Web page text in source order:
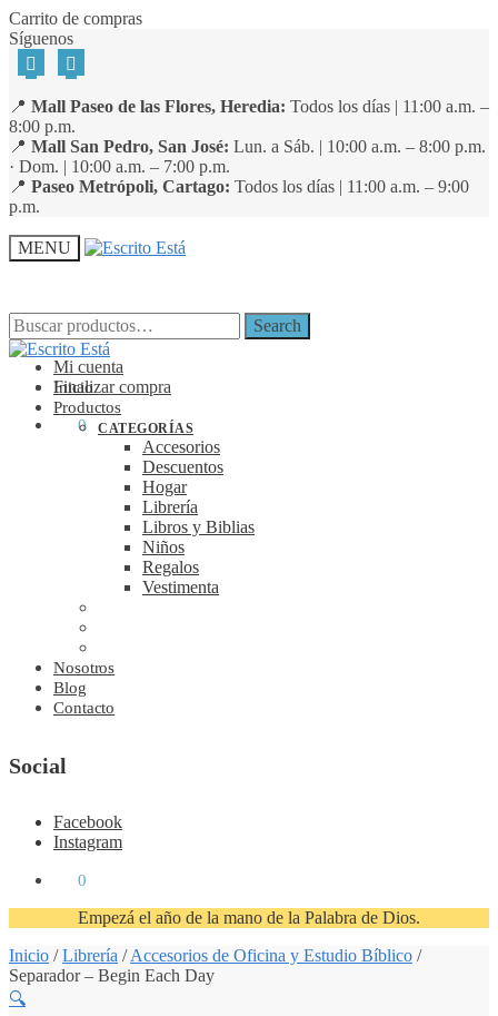
Skip
to
navigation
Skip
to
content
Carrito de compras
Síguenos
📍 Mall Paseo de las Flores, Heredia: Todos los días | 11:00 a.m. –
8:00 p.m.
📍 Mall San Pedro, San José: Lun. a Sáb. | 10:00 a.m. – 8:00 p.m.
· Dom. | 10:00 a.m. – 7:00 p.m.
📍 Paseo Metrópoli, Cartago: Todos los días | 11:00 a.m. – 9:00
p.m.
MENU
Search
for:
Search
Mi cuenta
Finalizar compra
0
Search
for:
Search
Inicio
Productos
CATEGORÍAS
Accesorios
Descuentos
Hogar
Librería
Libros y Biblias
Niños
Regalos
Vestimenta
Nosotros
Blog
Contacto
Social
Facebook
Instagram
0
Empezá el año de la mano de la Palabra de Dios.
Inicio /Librería /Accesorios de Oficina y Estudio Bíblico /
Separador – Begin Each Day
🔍